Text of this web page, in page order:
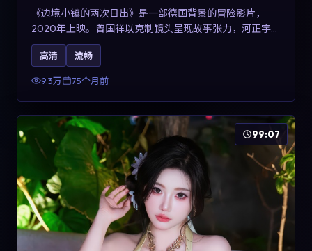
《边境小镇的两次日出》是一部德国背景的冒险影片，
2020年上映。曾国祥以克制镜头呈现故事张力，河正宇、
孙俪与任素汐的对手戏可圈可点。剧情层面在战争余波中
刻画小人物的尊严与信念，对关注导演风格与演员阵容的
观众具有检索与收藏价值。
高清 流畅
9.3万 75个月前
99:07